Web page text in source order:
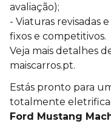
avaliação);
- Viaturas revisadas
fixos e competitivos.
Veja mais detalhes
maiscarros.pt.
Estás pronto para
totalmente
Ford Mustang